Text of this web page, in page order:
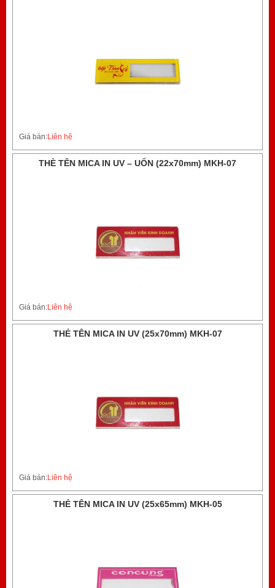
Giá bán:Liên hệ
THÈ TÊN MICA IN UV – UỐN (22x70mm) MKH-07
Giá bán:Liên hệ
THẺ TÊN MICA IN UV (25x70mm) MKH-07
Giá bán:Liên hệ
THẺ TÊN MICA IN UV (25x65mm) MKH-05